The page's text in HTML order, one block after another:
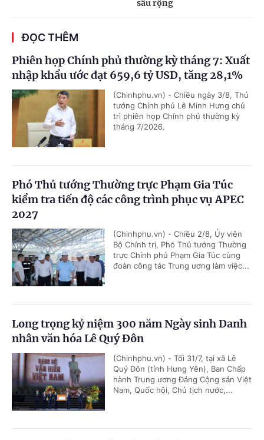
sâu rộng
ĐỌC THÊM
Phiên họp Chính phủ thường kỳ tháng 7: Xuất
nhập khẩu ước đạt 659,6 tỷ USD, tăng 28,1%
(Chinhphu.vn) - Chiều ngày 3/8, Thủ
tướng Chính phủ Lê Minh Hưng chủ
trì phiên họp Chính phủ thường kỳ
tháng 7/2026.
Phó Thủ tướng Thường trực Phạm Gia Túc
kiểm tra tiến độ các công trình phục vụ APEC
2027
(Chinhphu.vn) - Chiều 2/8, Ủy viên
Bộ Chính trị, Phó Thủ tướng Thường
trực Chính phủ Phạm Gia Túc cùng
đoàn công tác Trung ương làm việc...
Long trọng kỷ niệm 300 năm Ngày sinh Danh
nhân văn hóa Lê Quý Đôn
(Chinhphu.vn) - Tối 31/7, tại xã Lê
Quý Đôn (tỉnh Hưng Yên), Ban Chấp
hành Trung ương Đảng Cộng sản Việt
Nam, Quốc hội, Chủ tịch nước,...